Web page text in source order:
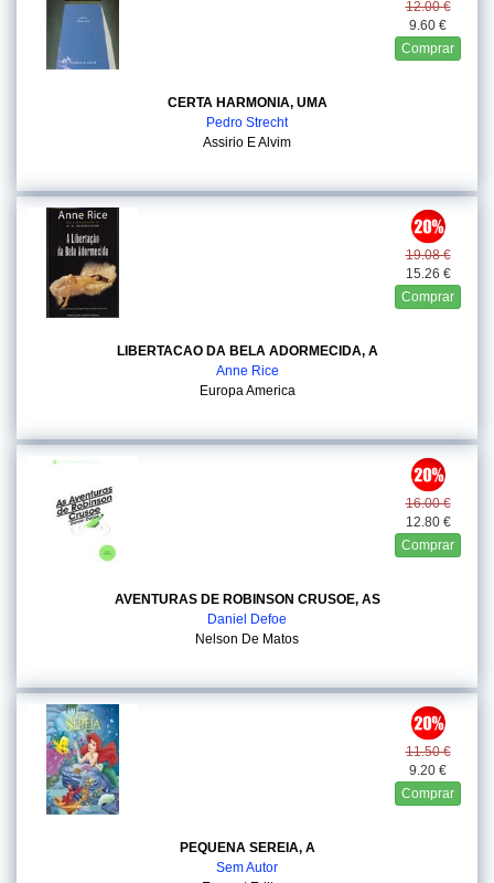
12.00 €
9.60 €
Comprar
CERTA HARMONIA, UMA
Pedro Strecht
Assirio E Alvim
19.08 €
15.26 €
Comprar
LIBERTACAO DA BELA ADORMECIDA, A
Anne Rice
Europa America
16.00 €
12.80 €
Comprar
AVENTURAS DE ROBINSON CRUSOE, AS
Daniel Defoe
Nelson De Matos
11.50 €
9.20 €
Comprar
PEQUENA SEREIA, A
Sem Autor